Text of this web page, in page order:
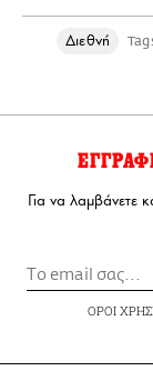
Διεθνή
Για να λαμβάνετε
ΟΡΟΙ